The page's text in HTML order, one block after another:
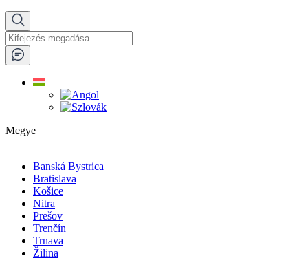
Megye
Banská Bystrica
Bratislava
Košice
Nitra
Prešov
Trenčín
Trnava
Žilina